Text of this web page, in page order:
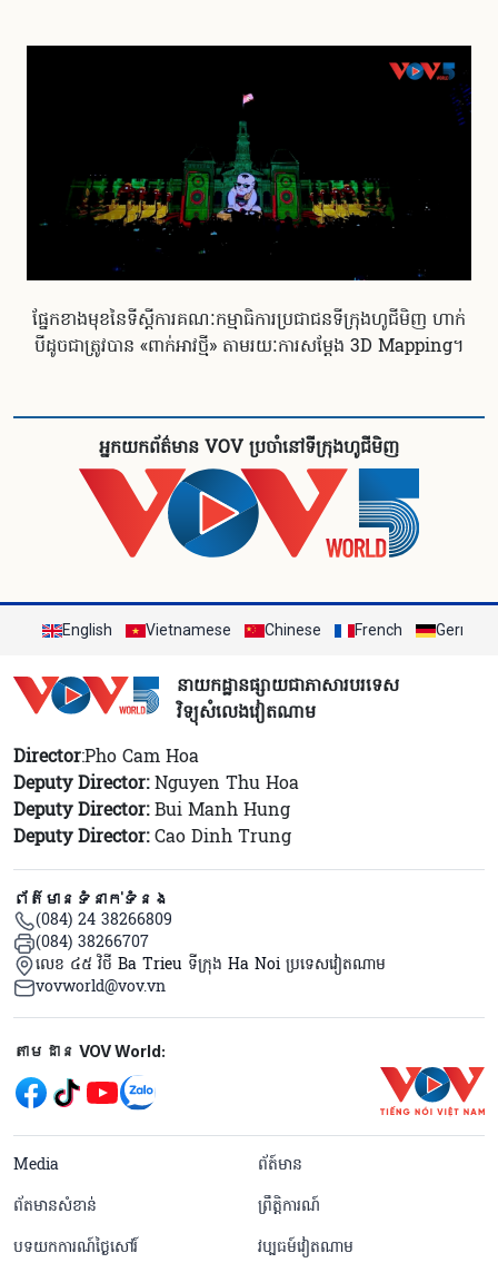
ផ្នែកខាងមុខនៃទីស្តីការគណៈកម្មាធិការប្រជាជនទីក្រុងហូជីមិញ ហាក់
បីដូចជាត្រូវបាន «ពាក់អាវថ្មី» តាមរយៈការសម្តែង 3D Mapping។
អ្នកយកព័ត៌មាន VOV ប្រចាំនៅទីក្រុងហូជីមិញ
English Vietnamese Chinese French German
នាយកដ្ឋានផ្សាយជាភាសារបរទេស
វិទ្យុសំលេងវៀតណាម
Director:Pho Cam Hoa
Deputy Director:Nguyen Thu Hoa
Deputy Director:Bui Manh Hung
Deputy Director:Cao Dinh Trung
ព័ត៌មានទំនាក់ទំនង
(084) 24 38266809
(084) 38266707
លេខ ៤៥ វិថី Ba Trieu ទីក្រុង Ha Noi ប្រទេសវៀតណាម
vovworld@vov.vn
Mạng xã hội
តាមដាន VOV World:
menu footer tiếng Khmer
Media
ព័ត៍មាន
ព័តមានសំខាន់
ព្រឹត្តិការណ៍
បទយកការណ៍ថ្ងៃសៅរ៍
វប្បធម៍វៀតណាម